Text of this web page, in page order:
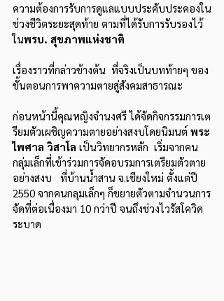
ความต้องการรับการดูแลแบบประคับประคองใน
ช่วงชีวิตระยะสุดท้าย ตามที่ได้รับการรับรองไว้
ในพรบ. สุขภาพแห่งชาติ
เรื่องราวที่กล่าวข้างต้น  ที่จริงเป็นบทท้ายๆ ของ
ขั้นตอนการพาความตายสู่สังคมสาธารณะ
ก่อนหน้านี้คุณหญิงจำนงศรี ได้จัดกิจกรรมการเต
รียมตัวเผชิญความตายอย่างสงบโดยนิมนต์ พระ
ไพศาล วิสาโล เป็นวิทยากรหลัก  เริ่มจากคน
กลุ่มเล็กที่เข้าร่วมการจัดอบรมการเตรียมตัวตาย
อย่างสงบ   ที่บ้านน้ำสาน จ.เชียงใหม่ ตั้งแต่ปี
2550 จากคนกลุมเล็กๆ ก็ขยายตัวตามจำนวนการ
จัดที่ต่อเนื่องมา 10 กว่าปี จนถึงช่วงไวรัสโควิด
ระบาด